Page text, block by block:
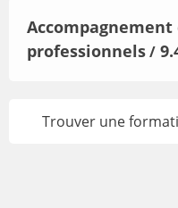
Accompagnement
professionnels/